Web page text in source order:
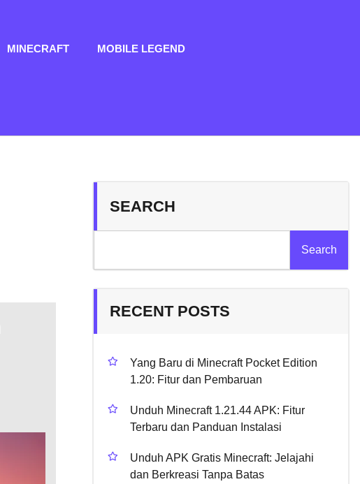
MINECRAFT MOBILE LEGEND
SEARCH
Search
RECENT POSTS
Yang Baru di Minecraft Pocket Edition
1.20: Fitur dan Pembaruan
Unduh Minecraft 1.21.44 APK: Fitur
Terbaru dan Panduan Instalasi
Unduh APK Gratis Minecraft: Jelajahi
dan Berkreasi Tanpa Batas